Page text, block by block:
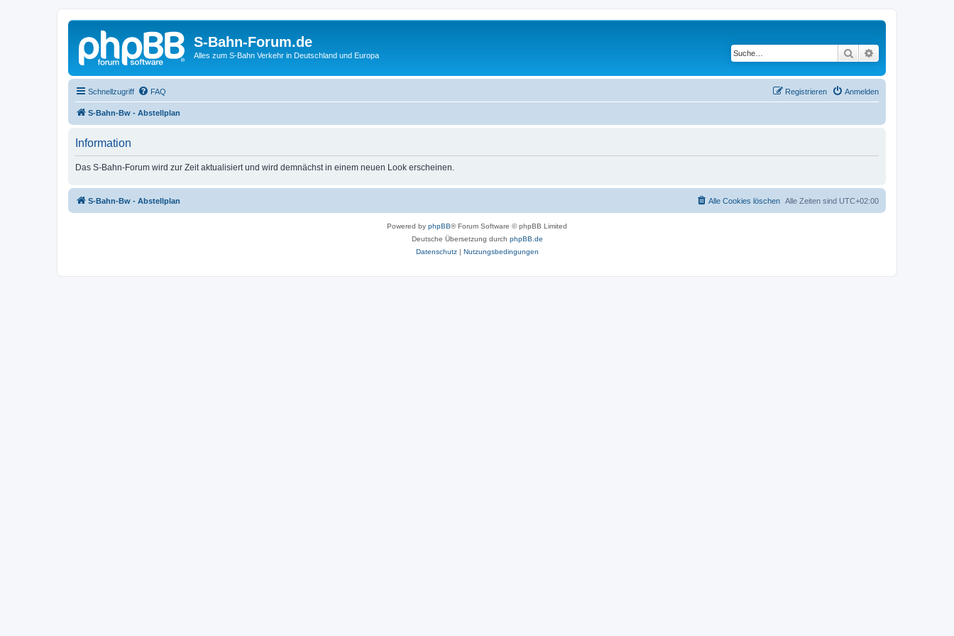
S-Bahn-Forum.de
Alles zum S-Bahn Verkehr in Deutschland und Europa Suche
Schnellzugriff FAQ Anmelden
Registrieren
S-Bahn-Bw - Abstellplan
Information
Das S-Bahn-Forum wird zur Zeit aktualisiert und wird demnächst in einem neuen Look erscheinen.
S-Bahn-Bw - Abstellplan Alle Zeiten sind UTC+02:00
Alle Cookies löschen
Powered by phpBB® Forum Software © phpBB Limited
Deutsche Übersetzung durch phpBB.de
Datenschutz| Nutzungsbedingungen